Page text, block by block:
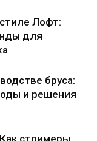
Лофт:
для
бруса:
и решения
стримеры